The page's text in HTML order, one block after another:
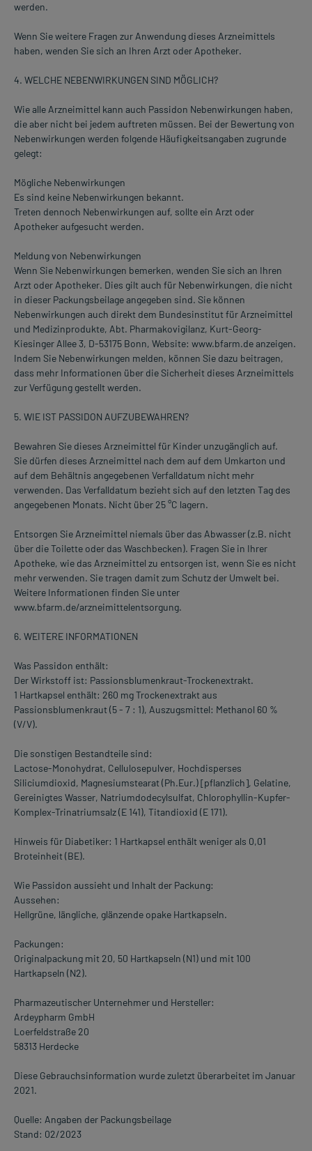
werden.
Wenn Sie weitere Fragen zur Anwendung dieses Arzneimittels
haben, wenden Sie sich an Ihren Arzt oder Apotheker.
4. WELCHE NEBENWIRKUNGEN SIND MÖGLICH?
Wie alle Arzneimittel kann auch Passidon Nebenwirkungen haben,
die aber nicht bei jedem auftreten müssen. Bei der Bewertung von
Nebenwirkungen werden folgende Häufigkeitsangaben zugrunde
gelegt:
Mögliche Nebenwirkungen
Es sind keine Nebenwirkungen bekannt.
Treten dennoch Nebenwirkungen auf, sollte ein Arzt oder
Apotheker aufgesucht werden.
Meldung von Nebenwirkungen
Wenn Sie Nebenwirkungen bemerken, wenden Sie sich an Ihren
Arzt oder Apotheker. Dies gilt auch für Nebenwirkungen, die nicht
in dieser Packungsbeilage angegeben sind. Sie können
Nebenwirkungen auch direkt dem Bundesinstitut für Arzneimittel
und Medizinprodukte, Abt. Pharmakovigilanz, Kurt-Georg-
Kiesinger Allee 3, D-53175 Bonn, Website: www.bfarm.de anzeigen.
Indem Sie Nebenwirkungen melden, können Sie dazu beitragen,
dass mehr Informationen über die Sicherheit dieses Arzneimittels
zur Verfügung gestellt werden.
5. WIE IST PASSIDON AUFZUBEWAHREN?
Bewahren Sie dieses Arzneimittel für Kinder unzugänglich auf.
Sie dürfen dieses Arzneimittel nach dem auf dem Umkarton und
auf dem Behältnis angegebenen Verfalldatum nicht mehr
verwenden. Das Verfalldatum bezieht sich auf den letzten Tag des
angegebenen Monats. Nicht über 25 °C lagern.
Entsorgen Sie Arzneimittel niemals über das Abwasser (z.B. nicht
über die Toilette oder das Waschbecken). Fragen Sie in Ihrer
Apotheke, wie das Arzneimittel zu entsorgen ist, wenn Sie es nicht
mehr verwenden. Sie tragen damit zum Schutz der Umwelt bei.
Weitere Informationen finden Sie unter
www.bfarm.de/arzneimittelentsorgung.
6. WEITERE INFORMATIONEN
Was Passidon enthält:
Der Wirkstoff ist: Passionsblumenkraut-Trockenextrakt.
1 Hartkapsel enthält: 260 mg Trockenextrakt aus
Passionsblumenkraut (5 - 7 : 1), Auszugsmittel: Methanol 60 %
(V/V).
Die sonstigen Bestandteile sind:
Lactose-Monohydrat, Cellulosepulver, Hochdisperses
Siliciumdioxid, Magnesiumstearat (Ph.Eur.) [pflanzlich], Gelatine,
Gereinigtes Wasser, Natriumdodecylsulfat, Chlorophyllin-Kupfer-
Komplex-Trinatriumsalz (E 141), Titandioxid (E 171).
Hinweis für Diabetiker: 1 Hartkapsel enthält weniger als 0,01
Broteinheit (BE).
Wie Passidon aussieht und Inhalt der Packung:
Aussehen:
Hellgrüne, längliche, glänzende opake Hartkapseln.
Packungen:
Originalpackung mit 20, 50 Hartkapseln (N1) und mit 100
Hartkapseln (N2).
Pharmazeutischer Unternehmer und Hersteller:
Ardeypharm GmbH
Loerfeldstraße 20
58313 Herdecke
Diese Gebrauchsinformation wurde zuletzt überarbeitet im Januar
2021.
Quelle: Angaben der Packungsbeilage
Stand: 02/2023